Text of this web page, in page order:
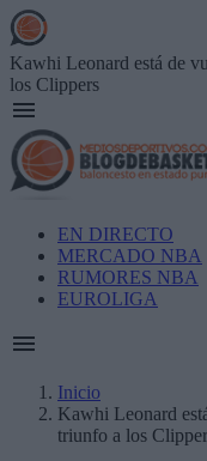
Skip
to
main
content
Kawhi Leonard está de
los Clippers
Main
navigation
EN DIRECTO
MERCADO NBA
RUMORES NBA
EUROLIGA
Breadcrumb
Inicio
Kawhi Leonard
triunfo a los